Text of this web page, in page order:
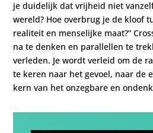
je duidelijk dat vrijheid niet
wereld? Hoe overbrug je de kloof
realiteit en menselijke maat?”
na te denken en parallellen te
verleden. Je wordt verleid om de
te keren naar het gevoel, naar de
kern van het onzegbare en